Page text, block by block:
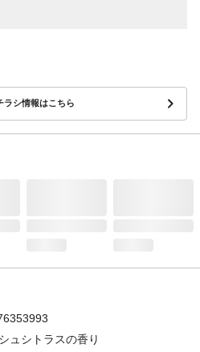
ラシ情報はこちら
ュシトラスの香り